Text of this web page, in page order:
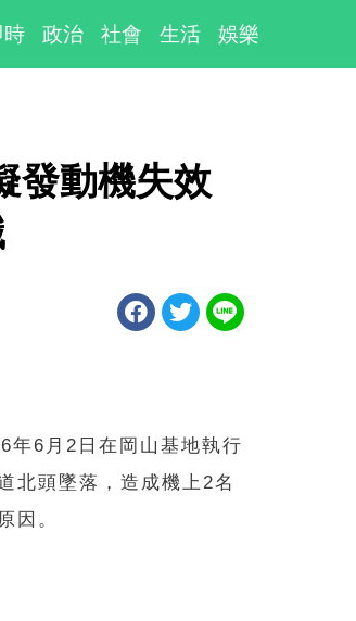
時 政治 社會 生活 娛樂
發動機失效
年6月2日在岡山基地執行
北頭墜落，造成機上2名
因。